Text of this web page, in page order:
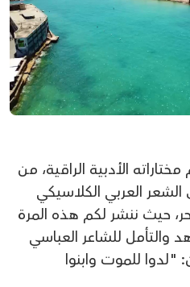
يافا 48 تقديم مختاراته الأدبية الراقية، من
العربي الكلاسيكي
حيث ننشر لكم هذه المرة
والتأمل للشاعر العباسي
"لدوا للموت وابنوا